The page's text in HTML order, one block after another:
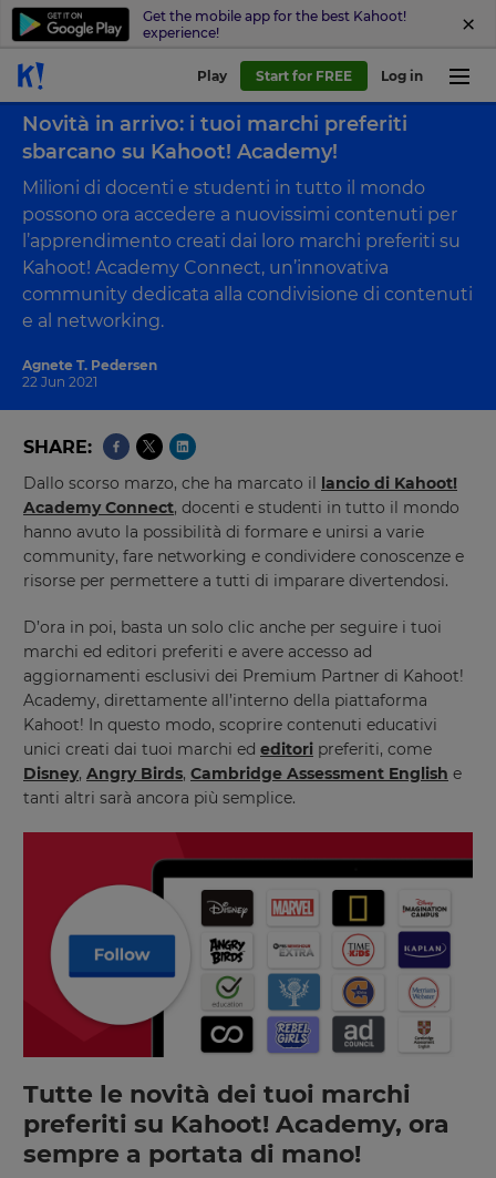
Get the mobile app for the best Kahoot!
experience!
Play Start for FREE Log in
Agnete T. Pedersen
22 Jun 2021
Novità in arrivo: i tuoi marchi preferiti
sbarcano su Kahoot! Academy!
Milioni di docenti e studenti in tutto il mondo
possono ora accedere a nuovissimi contenuti per
l’apprendimento creati dai loro marchi preferiti su
Kahoot! Academy Connect, un’innovativa
community dedicata alla condivisione di contenuti
e al networking.
SHARE
Dallo scorso marzo, che ha marcato il lancio di Kahoot!
Academy Connect, docenti e studenti in tutto il mondo
hanno avuto la possibilità di formare e unirsi a varie
community, fare networking e condividere conoscenze e
risorse per permettere a tutti di imparare divertendosi.
D’ora in poi, basta un solo clic anche per seguire i tuoi
marchi ed editori preferiti e avere accesso ad
aggiornamenti esclusivi dei Premium Partner di Kahoot!
Academy, direttamente all’interno della piattaforma
Kahoot! In questo modo, scoprire contenuti educativi
unici creati dai tuoi marchi ed editori preferiti, come
Disney, Angry Birds, Cambridge Assessment English e
tanti altri sarà ancora più semplice.
Tutte le novità dei tuoi marchi
preferiti su Kahoot! Academy, ora
sempre a portata di mano!